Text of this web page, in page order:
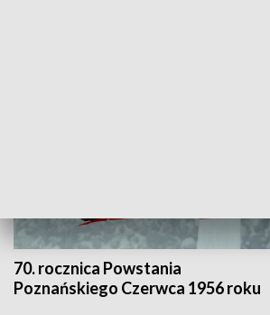
70. rocznica Powstania
Poznańskiego Czerwca 1956 roku